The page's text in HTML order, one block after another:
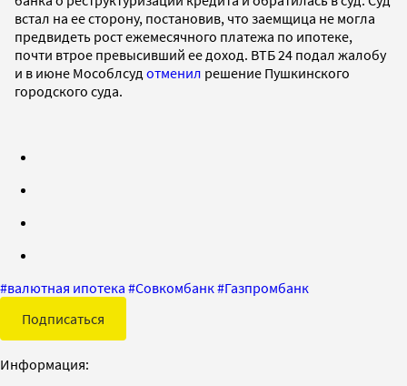
встал на ее сторону, постановив, что заемщица не могла
предвидеть рост ежемесячного платежа по ипотеке,
почти втрое превысивший ее доход. ВТБ 24 подал жалобу
и в июне Мособлсуд отменил решение Пушкинского
городского суда.
#валютная ипотека #Совкомбанк#Газпромбанк
Подписаться
Информация: